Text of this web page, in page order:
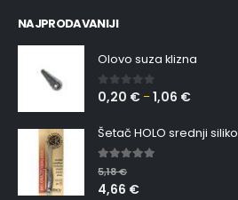
NAJPRODAVANIJI
Olovo suza klizna
0 out of 5
0,20 € –1,06 €
5.00out of 5
5,18€
4,66 €